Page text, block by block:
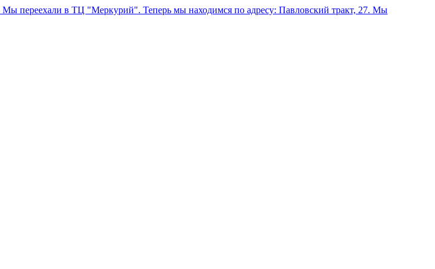
Мы переехали в ТЦ "Меркурий". Теперь мы находимся по адресу: Павловский тракт, 27. Мы